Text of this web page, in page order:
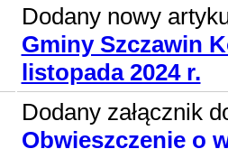
Dodany nowy
Gminy Szczawin
listopada 2024 r.
Dodany załącznik
Obwieszczenie o